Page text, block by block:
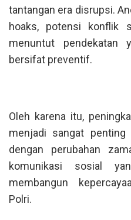
tantangan era disrupsi.
hoaks, potensi konflik
menuntut pendekatan
bersifat preventif.
Oleh karena itu,
menjadi sangat penting
dengan perubahan
komunikasi sosial
membangun
Polri.